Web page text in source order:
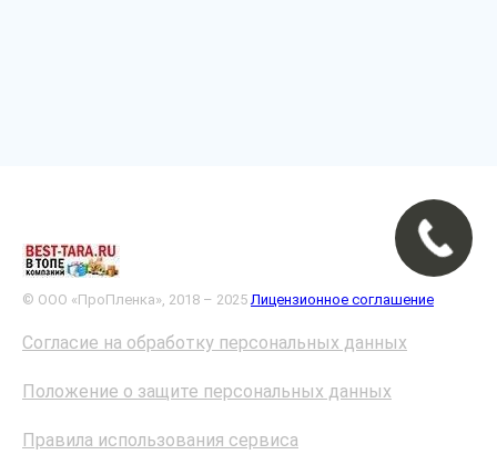
© ООО «ПроПленка», 2018 – 2025 Лицензионное соглашение
Согласие на обработку персональных данных
Положение о защите персональных данных
Правила использования сервиса